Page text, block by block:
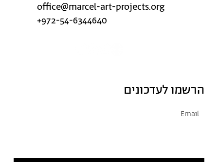
office@marcel-art-projects.org
+972-54-6344640
הרשמו לעדכונים